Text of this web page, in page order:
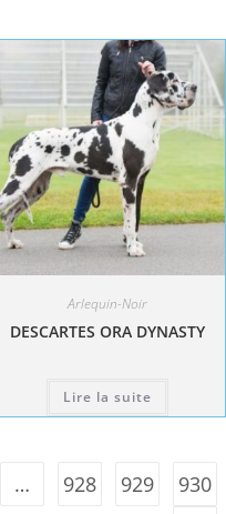
Arlequin-Noir
DESCARTES ORA DYNASTY
Lire la suite
… 928 929 930